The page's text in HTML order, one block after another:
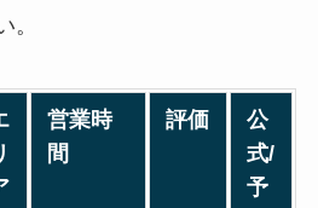
。
営業時
間
評価
公
式/
予